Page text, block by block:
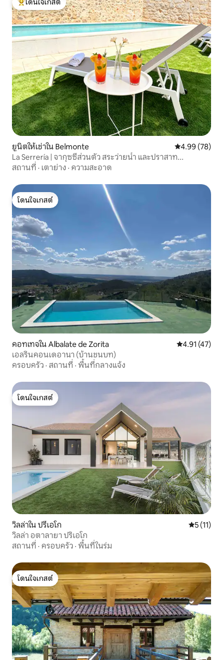
โดนใจเกสต์ที่สุด
โดนใจเกสต์
ยูนิตให้เช่าใน Belmonte คะแนนเฉลี่ย
4.99 (78)
La Serrería | จากุซซี่ส่วนตัว สระว่ายน้ำ และปราสาท...
สถานที่ · เตาย่าง · ความสะอาด
โดนใจเกสต์
โดนใจเกสต์
คอทเทจใน Albalate de Zorita คะแนนเฉลี่ย
4.91 (47)
เอลรินคอนเดอานา (บ้านชนบท)
ครอบครัว · สถานที่ · พื้นที่กลางแจ้ง
โดนใจเกสต์
โดนใจเกสต์
วิลล่าใน ปรีเอโก คะแนนเฉ
5 (11)
วิลล่า อตาลายา ปริเอโก
สถานที่ · ครอบครัว · พื้นที่ในร่ม
โดนใจเกสต์
โดนใจเกสต์